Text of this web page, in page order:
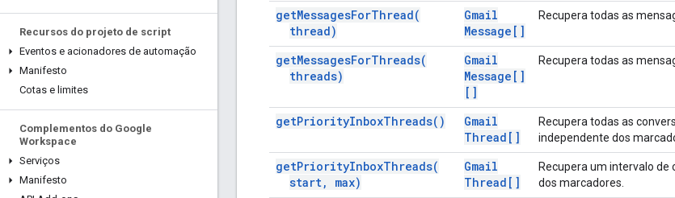
Recursos do projeto de script
Eventos e acionadores de automação
Manifesto
Cotas e limites
Complementos do Google
Workspace
Serviços
Manifesto
getMessagesForThread(
thread)
Gmail
Message[]
Recupera todas as
getMessagesForThreads(
threads)
Gmail
Message[]
[]
Recupera todas as
getPriorityInboxThreads( )
Gmail
Thread[]
Recupera todas as
independente dos
getPriorityInboxThreads(
start, max)
Gmail
Thread[]
Recupera um intervalo de
dos marcadores.